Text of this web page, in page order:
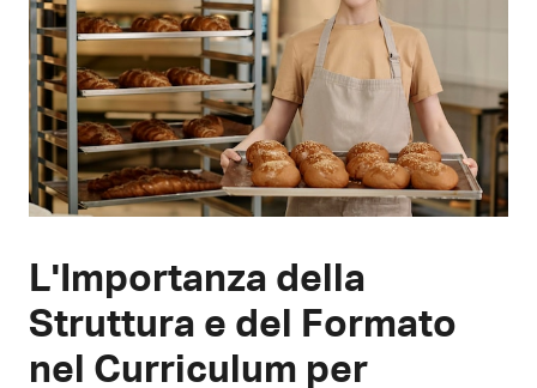
L'Importanza della
Struttura e del Formato
nel Curriculum per